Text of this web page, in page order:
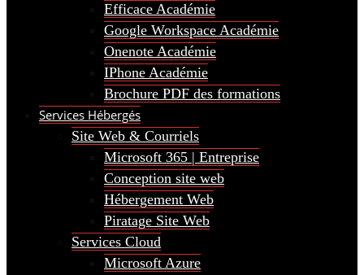
Efficace Académie
Google Workspace Académie
Onenote Académie
IPhone Académie
Brochure PDF des formations
Services Hébergés
Site Web & Courriels
Microsoft 365 | Entreprise
Conception site web
Hébergement Web
Piratage Site Web
Services Cloud
Microsoft Azure